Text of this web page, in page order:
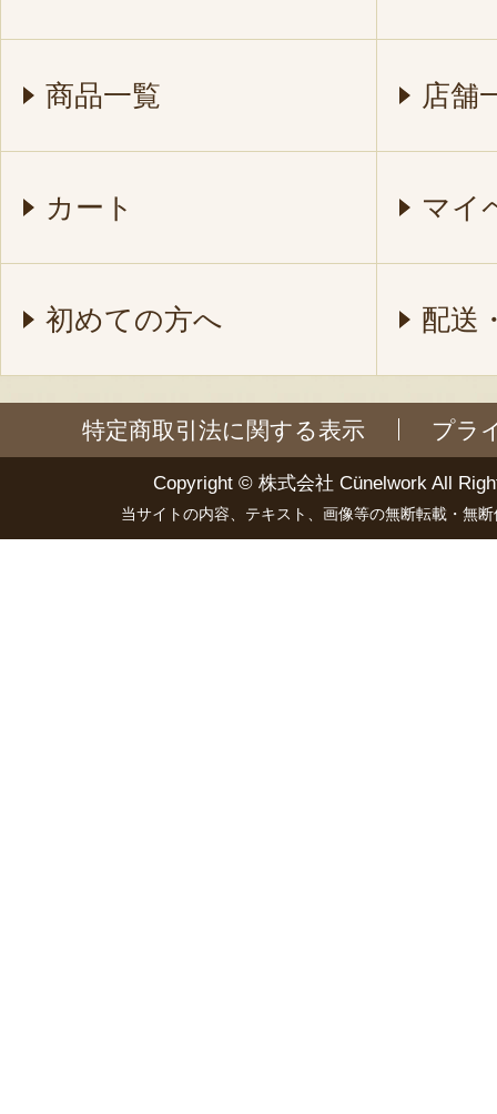
商品一覧 店舗
カート マイ
初めての方へ 配送
特定商取引法に関する表示 プラ
Copyright © 株式会社 Cünelwork All
当サイトの内容、テキスト、画像等の無断転載・無